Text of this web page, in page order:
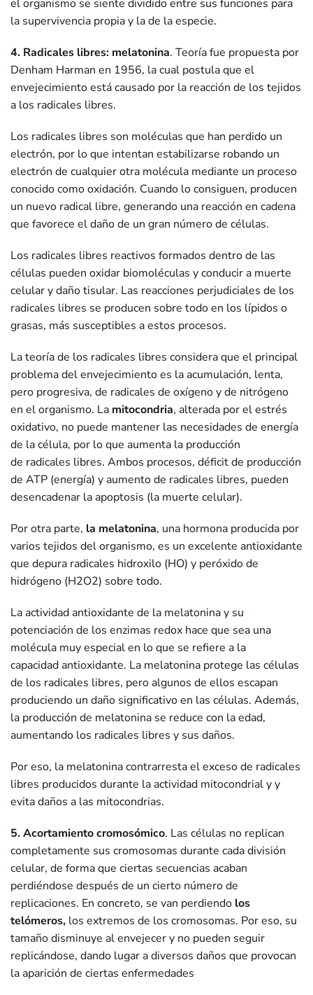
el organismo se siente dividido entre sus funciones para
la supervivencia propia y la de la especie.
4. Radicales libres: melatonina. Teoría fue propuesta por
Denham Harman en 1956, la cual postula que el
envejecimiento está causado por la reacción de los tejidos
a los radicales libres.
Los radicales libres son moléculas que han perdido un
electrón, por lo que intentan estabilizarse robando un
electrón de cualquier otra molécula mediante un proceso
conocido como oxidación. Cuando lo consiguen, producen
un nuevo radical libre, generando una reacción en cadena
que favorece el daño de un gran número de células.
Los radicales libres reactivos formados dentro de las
células pueden oxidar biomoléculas y conducir a muerte
celular y daño tisular. Las reacciones perjudiciales de los
radicales libres se producen sobre todo en los lípidos o
grasas, más susceptibles a estos procesos.
La teoría de los radicales libres considera que el principal
problema del envejecimiento es la acumulación, lenta,
pero progresiva, de radicales de oxígeno y de nitrógeno
en el organismo. La mitocondria, alterada por el estrés
oxidativo, no puede mantener las necesidades de energía
de la célula, por lo que aumenta la producción
de radicales libres. Ambos procesos, déficit de producción
de ATP (energía) y aumento de radicales libres, pueden
desencadenar la apoptosis (la muerte celular).
Por otra parte, la melatonina, una hormona producida por
varios tejidos del organismo, es un excelente antioxidante
que depura radicales hidroxilo (HO) y peróxido de
hidrógeno (H2O2) sobre todo.
La actividad antioxidante de la melatonina y su
potenciación de los enzimas redox hace que sea una
molécula muy especial en lo que se refiere a la
capacidad antioxidante. La melatonina protege las células
de los radicales libres, pero algunos de ellos escapan
produciendo un daño significativo en las células. Además,
la producción de melatonina se reduce con la edad,
aumentando los radicales libres y sus daños.
Por eso, la melatonina contrarresta el exceso de radicales
libres producidos durante la actividad mitocondrial y y
evita daños a las mitocondrias.
5. Acortamiento cromosómico. Las células no replican
completamente sus cromosomas durante cada división
celular, de forma que ciertas secuencias acaban
perdiéndose después de un cierto número de
replicaciones. En concreto, se van perdiendo los
telómeros, los extremos de los cromosomas. Por eso, su
tamaño disminuye al envejecer y no pueden seguir
replicándose, dando lugar a diversos daños que provocan
la aparición de ciertas enfermedades